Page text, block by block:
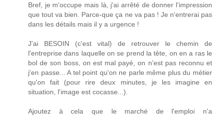
Bref, je m'occupe mais là, j'ai arrêté de donner l'impression
que tout va bien. Parce-que ça ne va pas ! Je n'entrerai pas
dans les détails mais il y a urgence !
J'ai BESOIN (c'est vital) de retrouver le chemin de
l'entreprise dans laquelle on se prend la tête, on en a ras le
bol de son boss, on est mal payé, on n'est pas reconnu et
j'en passe... A tel point qu'on ne parle même plus du métier
qu'on fait (pour rire deux minutes, je les imagine en
situation, l'image est cocasse...).
Ajoutez à cela que le marché de l'emploi n'a